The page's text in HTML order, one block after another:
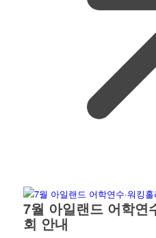
7월 아일랜드 어학연
회 안내